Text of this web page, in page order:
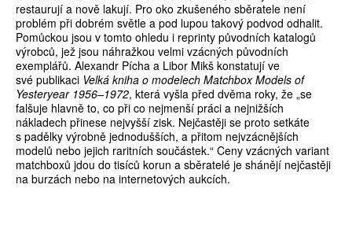
restaurují a nově lakují. Pro oko zkušeného sběratele není
problém při dobrém světle a pod lupou takový podvod odhalit.
Pomůckou jsou v tomto ohledu i reprinty původních katalogů
výrobců, jež jsou náhražkou velmi vzácných původních
exemplářů. Alexandr Pícha a Libor Mikš konstatují ve
své publikaci Velká kniha o modelech Matchbox Models of
Yesteryear 1956–1972, která vyšla před dvěma roky, že „se
falšuje hlavně to, co při co nejmenší práci a nejnižších
nákladech přinese nejvyšší zisk. Nejčastěji se proto setkáte
s padělky výrobně jednodušších, a přitom nejvzácnějších
modelů nebo jejich raritních součástek.“ Ceny vzácných variant
matchboxů jdou do tisíců korun a sběratelé je shánějí nejčastěji
na burzách nebo na internetových aukcích.